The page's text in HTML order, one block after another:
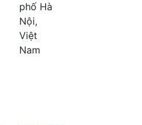
phố Hà
Nội,
Việt
Nam